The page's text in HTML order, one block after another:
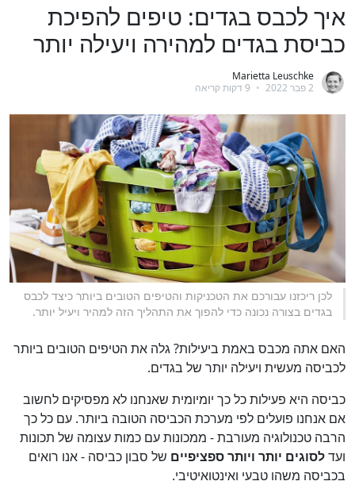
איך לכבס בגדים: טיפים להפיכת
כביסת בגדים למהירה ויעילה יותר
Marietta Leuschke
2 פבר 2022
•
לכן ריכזנו עבורכם את הטכניקות והטיפים הטובים ביותר כיצד לכבס
בגדים בצורה נכונה כדי להפוך את התהליך הזה למהיר ויעיל יותר.
האם אתה מכבס באמת ביעילות? גלה את הטיפים הטובים ביותר
לכביסה מעשית ויעילה יותר של בגדים.
כביסה היא פעילות כל כך יומיומית שאנחנו לא מפסיקים לחשוב
אם אנחנו פועלים לפי מערכת הכביסה הטובה ביותר. עם כל כך
הרבה טכנולוגיה מעורבת - ממכונות עם כמות עצומה של תכונות
ועדלסוגים יותר ויותר ספציפיים של סבון כביסה - אנו רואים
בכביסה משהו טבעי ואינטואיטיבי.